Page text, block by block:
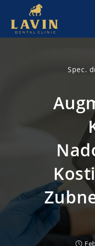
content
Spec.